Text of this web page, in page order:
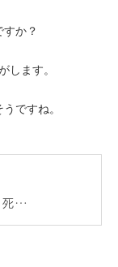
か？
します。
ですね。
ん
！